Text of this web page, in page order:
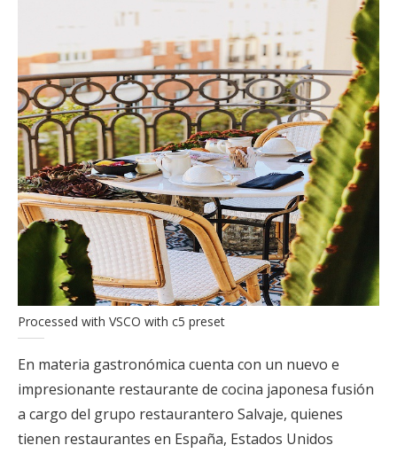
Processed with VSCO with c5 preset
En materia gastronómica cuenta con un nuevo e
impresionante restaurante de cocina japonesa fusión
a cargo del grupo restaurantero Salvaje, quienes
tienen restaurantes en España, Estados Unidos